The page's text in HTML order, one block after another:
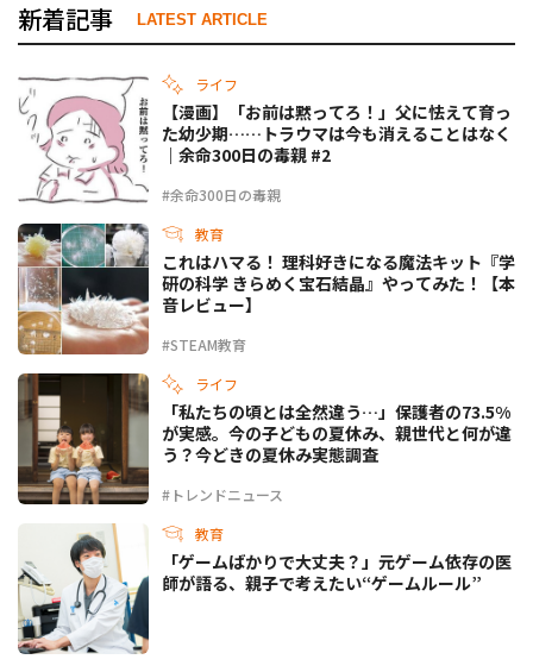
新着記事 LATEST ARTICLE
ライフ
#余命300日の毒親
【漫画】「お前は黙ってろ！」父に怯えて育っ
た幼少期……トラウマは今も消えることはなく
｜余命300日の毒親 #2
教育
#STEAM教育
これはハマる！ 理科好きになる魔法キット『学
研の科学 きらめく宝石結晶』やってみた！【本
音レビュー】
ライフ
#トレンドニュース
「私たちの頃とは全然違う…」保護者の73.5%
が実感。今の子どもの夏休み、親世代と何が違
う？今どきの夏休み実態調査
教育
「ゲームばかりで大丈夫？」元ゲーム依存の医
師が語る、親子で考えたい“ゲームルール”